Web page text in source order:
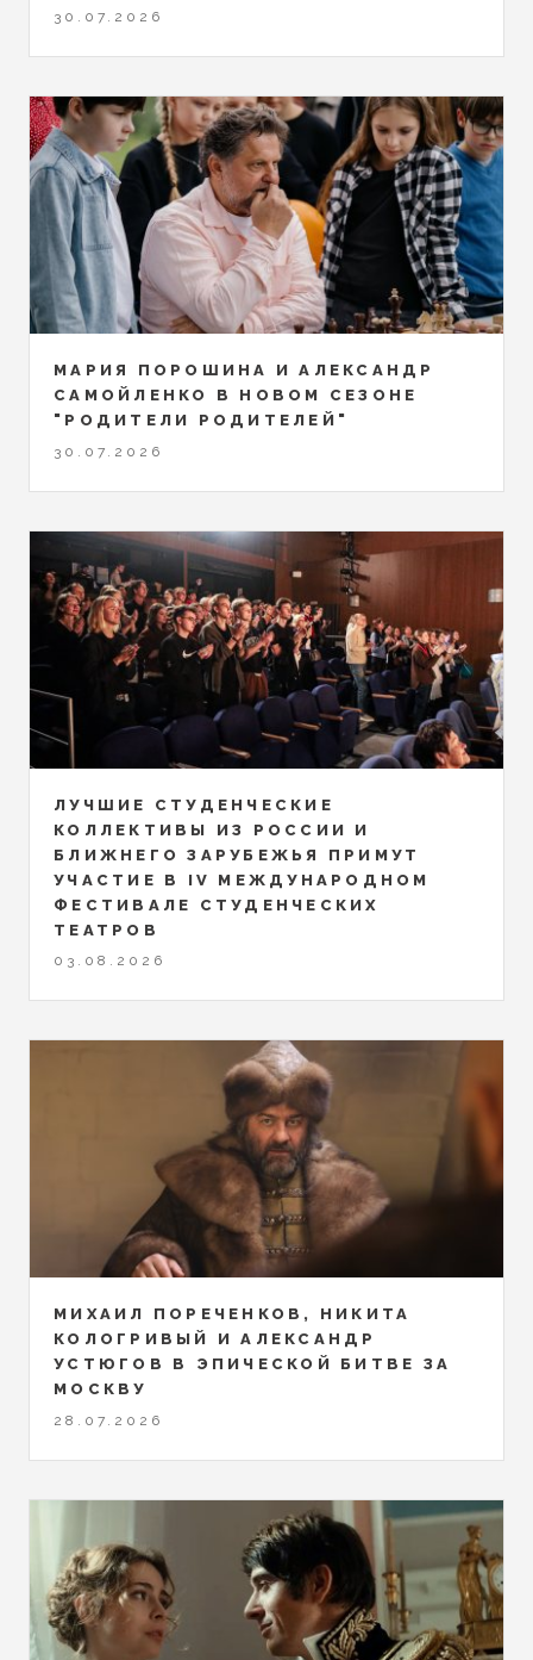
30.07.2026
МАРИЯ ПОРОШИНА И АЛЕКСАНДР
САМОЙЛЕНКО В НОВОМ СЕЗОНЕ
"РОДИТЕЛИ РОДИТЕЛЕЙ"
30.07.2026
ЛУЧШИЕ СТУДЕНЧЕСКИЕ
КОЛЛЕКТИВЫ ИЗ РОССИИ И
БЛИЖНЕГО ЗАРУБЕЖЬЯ ПРИМУТ
УЧАСТИЕ В IV МЕЖДУНАРОДНОМ
ФЕСТИВАЛЕ СТУДЕНЧЕСКИХ
ТЕАТРОВ
03.08.2026
МИХАИЛ ПОРЕЧЕНКОВ, НИКИТА
КОЛОГРИВЫЙ И АЛЕКСАНДР
УСТЮГОВ В ЭПИЧЕСКОЙ БИТВЕ ЗА
МОСКВУ
28.07.2026